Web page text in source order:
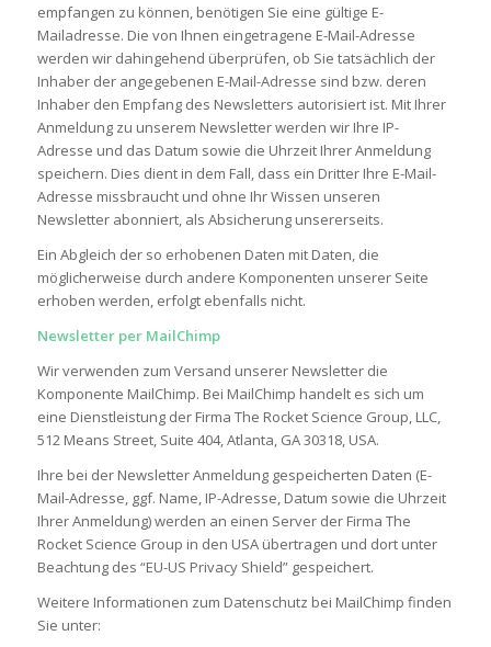
empfangen zu können, benötigen Sie eine gültige E-
Mailadresse. Die von Ihnen eingetragene E-Mail-Adresse
werden wir dahingehend überprüfen, ob Sie tatsächlich der
Inhaber der angegebenen E-Mail-Adresse sind bzw. deren
Inhaber den Empfang des Newsletters autorisiert ist. Mit Ihrer
Anmeldung zu unserem Newsletter werden wir Ihre IP-
Adresse und das Datum sowie die Uhrzeit Ihrer Anmeldung
speichern. Dies dient in dem Fall, dass ein Dritter Ihre E-Mail-
Adresse missbraucht und ohne Ihr Wissen unseren
Newsletter abonniert, als Absicherung unsererseits.
Ein Abgleich der so erhobenen Daten mit Daten, die
möglicherweise durch andere Komponenten unserer Seite
erhoben werden, erfolgt ebenfalls nicht.
Newsletter per MailChimp
Wir verwenden zum Versand unserer Newsletter die
Komponente MailChimp. Bei MailChimp handelt es sich um
eine Dienstleistung der Firma The Rocket Science Group, LLC,
512 Means Street, Suite 404, Atlanta, GA 30318, USA.
Ihre bei der Newsletter Anmeldung gespeicherten Daten (E-
Mail-Adresse, ggf. Name, IP-Adresse, Datum sowie die Uhrzeit
Ihrer Anmeldung) werden an einen Server der Firma The
Rocket Science Group in den USA übertragen und dort unter
Beachtung des “EU-US Privacy Shield” gespeichert.
Weitere Informationen zum Datenschutz bei MailChimp finden
Sie unter: